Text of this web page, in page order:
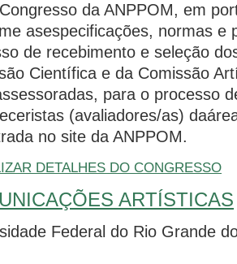
da ANPPOM, em
asespecificações, normas e
de recebimento e seleção
Científica e da Comissão
para o processo
(avaliadores/as)
no site da ANPPOM.
DETALHES DO CONGRESSO
ARTÍSTICAS
Federal do Rio Grande